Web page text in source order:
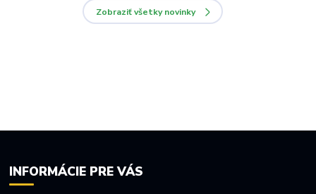
Zobraziť všetky novinky
INFORMÁCIE PRE VÁS